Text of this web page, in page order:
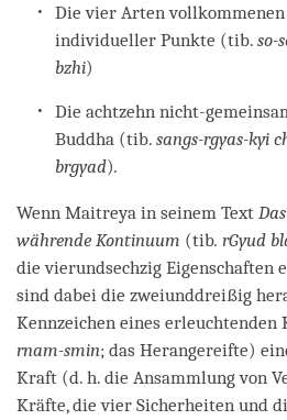
Die vier Arten vollkommenen
individueller Punkte (tib. so-
bzhi)
Die achtzehn nicht-
Buddha (tib. sangs-rgyas-kyi
brgyad).
Wenn Maitreya in seinem Text
währende Kontinuum (tib. rGyud
die vierundsechzig Eigenschaften
sind dabei die zweiunddreißig
Kennzeichen eines
rnam-smin; das Herangereifte)
Kraft (d. h. die Ansammlung von
Kräfte, die vier Sicherheiten und